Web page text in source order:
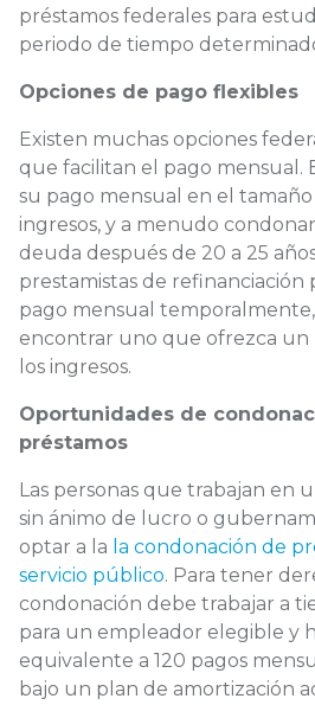
préstamos federales para
periodo de tiempo
Opciones de pago flexibles
Existen muchas opciones
que facilitan el pago mensual.
su pago mensual en el tamaño
ingresos, y a menudo
deuda después de 20 a 25
prestamistas de
pago mensual
encontrar uno que ofrezca un
los ingresos.
Oportunidades de
préstamos
Las personas que trabajan en
sin ánimo de lucro o
optar a la la condonación de
servicio público. Para tener
condonación debe trabajar a
para un empleador elegible y
equivalente a 120 pagos
bajo un plan de amortización